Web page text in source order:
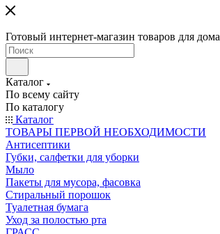
Готовый интернет-магазин товаров для дома
Каталог
По всему сайту
По каталогу
Каталог
ТОВАРЫ ПЕРВОЙ НЕОБХОДИМОСТИ
Антисептики
Губки, салфетки для уборки
Мыло
Пакеты для мусора, фасовка
Стиральный порошок
Туалетная бумага
Уход за полостью рта